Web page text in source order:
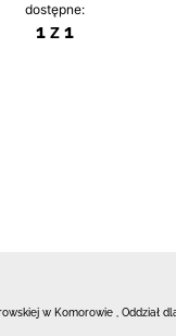
dostępne:
1 z 1
w Komorowie Oddział